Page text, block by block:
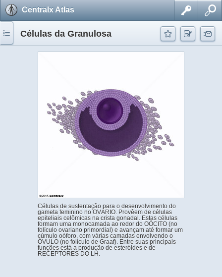
Centralx Atlas
Células da Granulosa
Células de sustentação para o desenvolvimento do
gameta feminino no OVÁRIO. Provêem de células
epiteliais celômicas na crista gonadal. Estas células
formam uma monocamada ao redor do OÓCITO (no
folículo ovariano primordial) e avançam até formar um
cúmulo oóforo, com várias camadas envolvendo o
ÓVULO (no folículo de Graaf). Entre suas principais
funções está a produção de esteróides e de
RECEPTORES DO LH.